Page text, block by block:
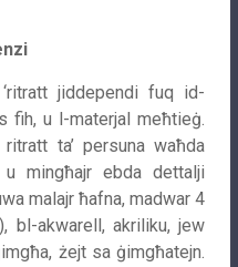
jiddependi fuq id-
fih, u l-materjal meħtieġ.
ta’ persuna waħda
mingħajr ebda dettalji
malajr ħafna, madwar 4
bl-akwarell, akriliku, jew
żejt sa ġimgħatejn.